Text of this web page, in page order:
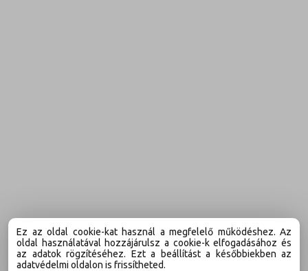
Ez az oldal cookie-kat használ a megfelelő működéshez. Az
oldal használatával hozzájárulsz a cookie-k elfogadásához és
az adatok rögzítéséhez. Ezt a beállítást a későbbiekben az
adatvédelmi oldalon is frissítheted.